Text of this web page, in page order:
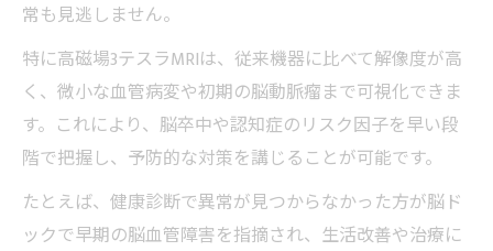
常も見逃しません。
特に高磁場3テスラMRIは、従来機器に比べて解像度が高
く、微小な血管病変や初期の脳動脈瘤まで可視化できま
す。これにより、脳卒中や認知症のリスク因子を早い段
階で把握し、予防的な対策を講じることが可能です。
たとえば、健康診断で異常が見つからなかった方が脳ド
ックで早期の脳血管障害を指摘され、生活改善や治療に